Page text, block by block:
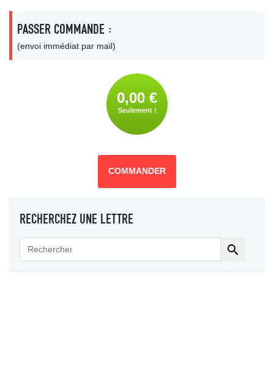
PASSER COMMANDE :
(envoi immédiat par mail)
0,00 €
Seulement !
COMMANDER
RECHERCHEZ UNE LETTRE
